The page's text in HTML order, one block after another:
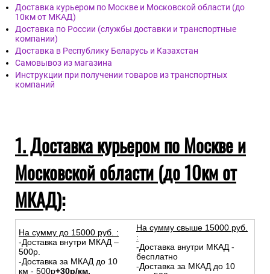
Доставка курьером по Москве и Московской области (до
10км от МКАД)
Доставка по России (службы доставки и транспортные
компании)
Доставка в Республику Беларусь и Казахстан
Самовывоз из магазина
Инструкции при получении товаров из транспортных
компаний
1. Доставка курьером по Москве и
Московской области (до 10км от
МКАД):
На сумму до 15000 руб. :
-Доставка внутри МКАД –
500р.
-Доставка за МКАД до 10
км - 500р+30р/км.
На сумму свыше 15000 руб.
:
-Доставка внутри МКАД -
бесплатно
-Доставка за МКАД до 10